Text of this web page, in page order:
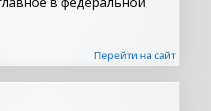
Перейти на сайт